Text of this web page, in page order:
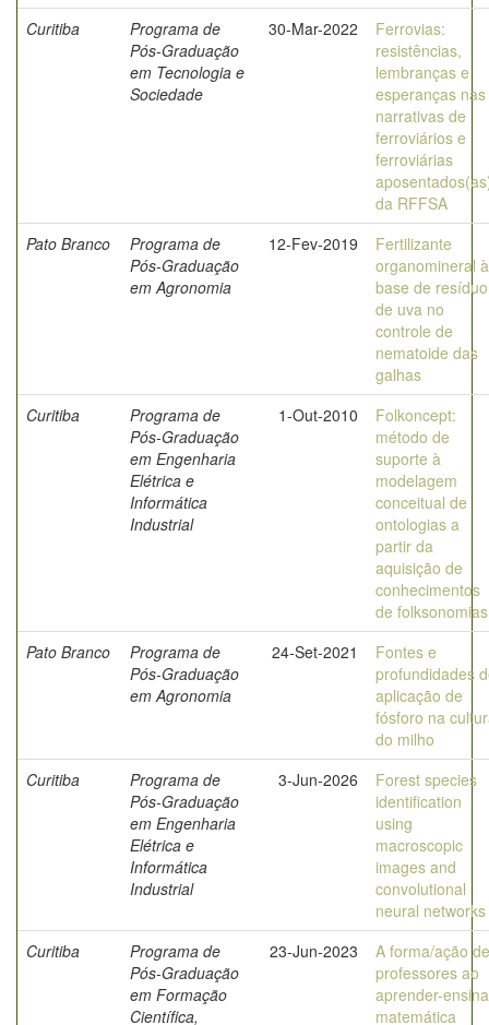
Curitiba
Programa de
Pós-Graduação
em Tecnologia e
Sociedade
30-Mar-2022
Ferrovias:
resistências,
lembranças e
esperanças nas
narrativas de
ferroviários e
ferroviárias
da RFFSA
Pato Branco
Programa de
Pós-Graduação
em Agronomia
12-Fev-2019
Fertilizante
organomineral à
base de resíduo
de uva no
controle de
nematoide das
galhas
Curitiba
Programa de
Pós-Graduação
em Engenharia
Elétrica e
Informática
Industrial
1-Out-2010
Folkoncept:
método de
suporte à
modelagem
conceitual de
ontologias a
partir da
aquisição de
conhecimentos
de folksonomias
Pato Branco
Programa de
Pós-Graduação
em Agronomia
24-Set-2021
Fontes e
profundidades
aplicação de
fósforo na
do milho
Curitiba
Programa de
Pós-Graduação
em Engenharia
Elétrica e
Informática
Industrial
3-Jun-2026
Forest species
identification
using
macroscopic
images and
convolutional
neural networks
Curitiba
Programa de
Pós-Graduação
em Formação
Científica,
23-Jun-2023
A forma/ação de
professores ao
aprender-
matemática